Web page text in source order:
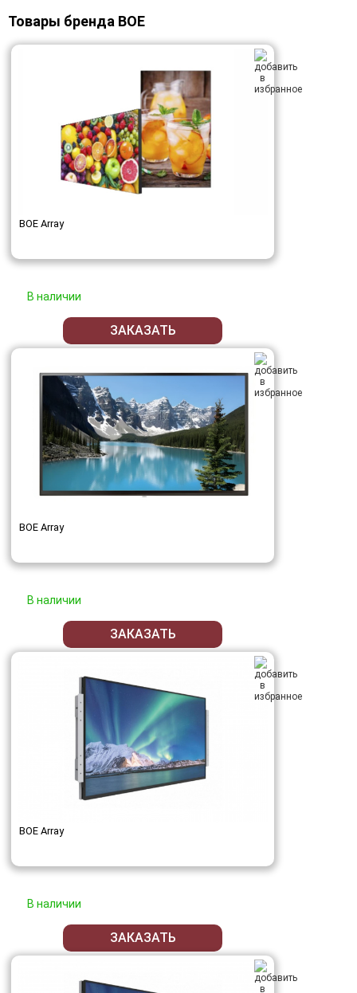
Товары бренда BOE
BOE Array
В наличии
ЗАКАЗАТЬ
BOE Array
В наличии
ЗАКАЗАТЬ
BOE Array
В наличии
ЗАКАЗАТЬ